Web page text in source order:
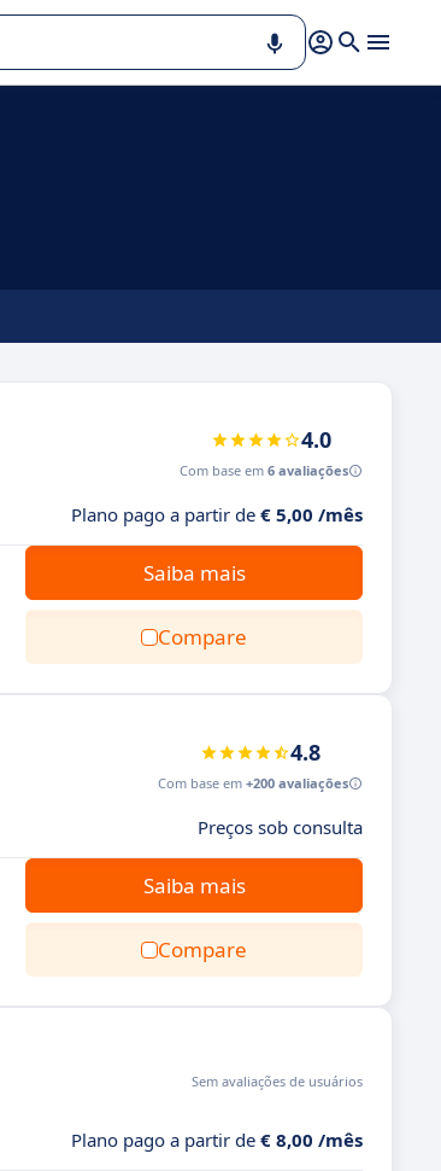
4.0
Com base em 6 avaliações
Plano pago a partir de € 5,00 /mês
Saiba mais
Compare
4.8
Com base em +200 avaliações
Preços sob consulta
Saiba mais
Compare
Sem avaliações de usuários
Plano pago a partir de € 8,00 /mês